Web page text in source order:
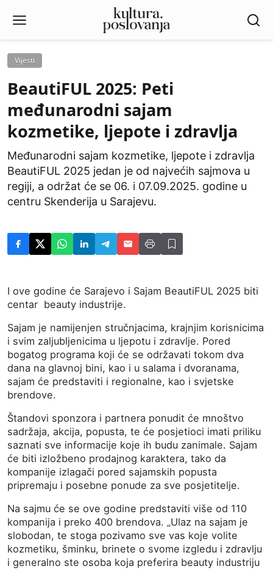
Vijesti
BeautiFUL 2025: Peti
međunarodni sajam
kozmetike, ljepote i zdravlja
Međunarodni sajam kozmetike, ljepote i zdravlja
BeautiFUL 2025 jedan je od najvećih sajmova u
regiji, a održat će se 06. i 07.09.2025. godine u
centru Skenderija u Sarajevu.
I ove godine će Sarajevo i Sajam BeautiFUL 2025 biti
centar beauty industrije.
Sajam je namijenjen stručnjacima, krajnjim korisnicima
i svim zaljubljenicima u ljepotu i zdravlje. Pored
bogatog programa koji će se održavati tokom dva
dana na glavnoj bini, kao i u salama i dvoranama,
sajam će predstaviti i regionalne, kao i svjetske
brendove.
Štandovi sponzora i partnera ponudit će mnoštvo
sadržaja, akcija, popusta, te će posjetioci imati priliku
saznati sve informacije koje ih budu zanimale. Sajam
će biti izložbeno prodajnog karaktera, tako da
kompanije izlagači pored sajamskih popusta
pripremaju i posebne ponude za sve posjetitelje.
Na sajmu će se ove godine predstaviti više od 110
kompanija i preko 400 brendova. „Ulaz na sajam je
slobodan, te stoga pozivamo sve vas koje volite
kozmetiku, šminku, brinete o svome izgledu i zdravlju
i generalno ste osoba koja preferira beauty industriju